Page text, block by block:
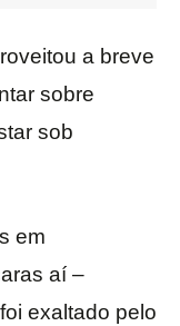
a breve
sobre
sob
em
aí –
exaltado pelo